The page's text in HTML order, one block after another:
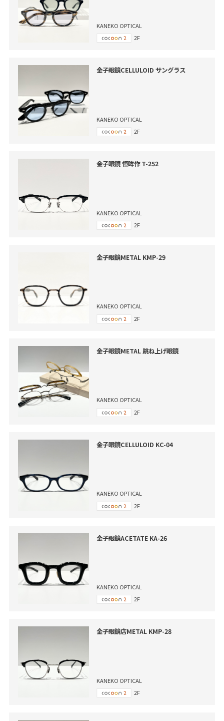
KANEKO OPTICAL
2F
金子眼鏡CELLULOID サングラス
KANEKO OPTICAL
2F
金子眼鏡 恒眸作 T-252
KANEKO OPTICAL
2F
金子眼鏡METAL KMP-29
KANEKO OPTICAL
2F
金子眼鏡METAL 跳ね上げ眼鏡
KANEKO OPTICAL
2F
金子眼鏡CELLULOID KC-04
KANEKO OPTICAL
2F
金子眼鏡ACETATE KA-26
KANEKO OPTICAL
2F
金子眼鏡店METAL KMP-28
KANEKO OPTICAL
2F